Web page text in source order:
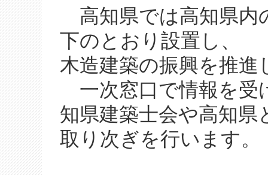
高知県では高知県内
下のとおり設置し、
木造建築の振興を推進
一次窓口で情報を受
知県建築士会や高知
取り次ぎを行います。